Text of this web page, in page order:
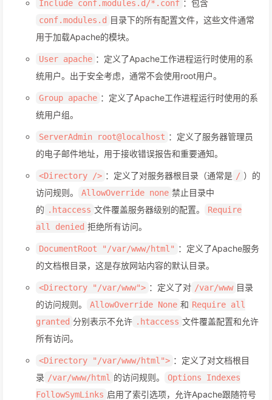
Include conf.modules.d/*.conf ：包含
conf.modules.d 目录下的所有配置文件，这些文件通常
用于加载Apache的模块。
User apache ：定义了Apache工作进程运行时使用的系
统用户。出于安全考虑，通常不会使用root用户。
Group apache ：定义了Apache工作进程运行时使用的系
统用户组。
ServerAdmin root@localhost ：定义了服务器管理员
的电子邮件地址，用于接收错误报告和重要通知。
<Directory /> ：定义了对服务器根目录（通常是 / ）的
访问规则。
AllowOverride none 禁止目录中
的 .htaccess 文件覆盖服务器级别的配置。
Require
all denied 拒绝所有访问。
DocumentRoot "/var/www/html" ：定义了Apache服务
的文档根目录，这是存放网站内容的默认目录。
<Directory "/var/www"> ：定义了对 /var/www 目录
的访问规则。
AllowOverride None 和 Require all
granted 分别表示不允许 .htaccess 文件覆盖配置和允许
所有访问。
<Directory "/var/www/html"> ：定义了对文档根目
录 /var/www/html 的访问规则。
Options Indexes
FollowSymLinks 启用了索引选项，允许Apache跟随符号